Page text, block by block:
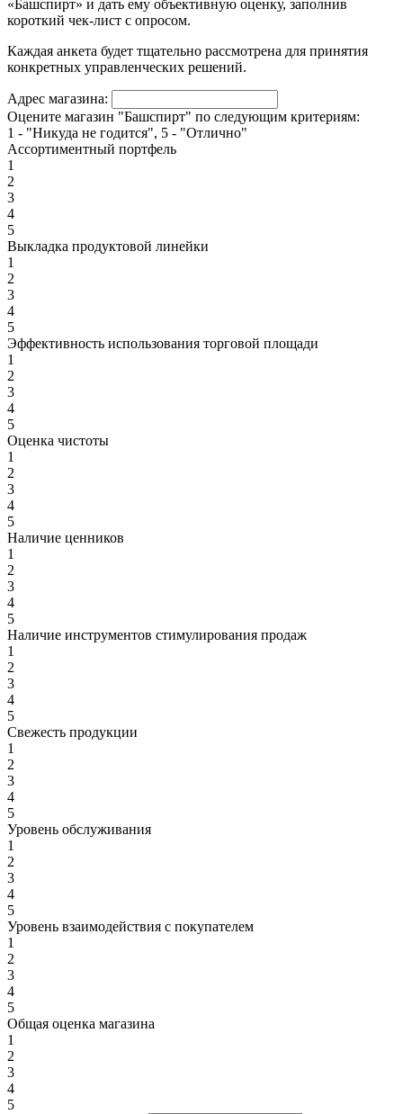
«Башспирт» и дать ему объективную оценку, заполнив
короткий чек-лист с опросом.
Каждая анкета будет тщательно рассмотрена для принятия
конкретных управленческих решений.
Адрес магазина:
Оцените магазин "Башспирт" по следующим критериям:
1 - "Никуда не годится", 5 - "Отлично"
Ассортиментный портфель
1
2
3
4
5
Выкладка продуктовой линейки
1
2
3
4
5
Эффективность использования торговой площади
1
2
3
4
5
Оценка чистоты
1
2
3
4
5
Наличие ценников
1
2
3
4
5
Наличие инструментов стимулирования продаж
1
2
3
4
5
Свежесть продукции
1
2
3
4
5
Уровень обслуживания
1
2
3
4
5
Уровень взаимодействия с покупателем
1
2
3
4
5
Общая оценка магазина
1
2
3
4
5